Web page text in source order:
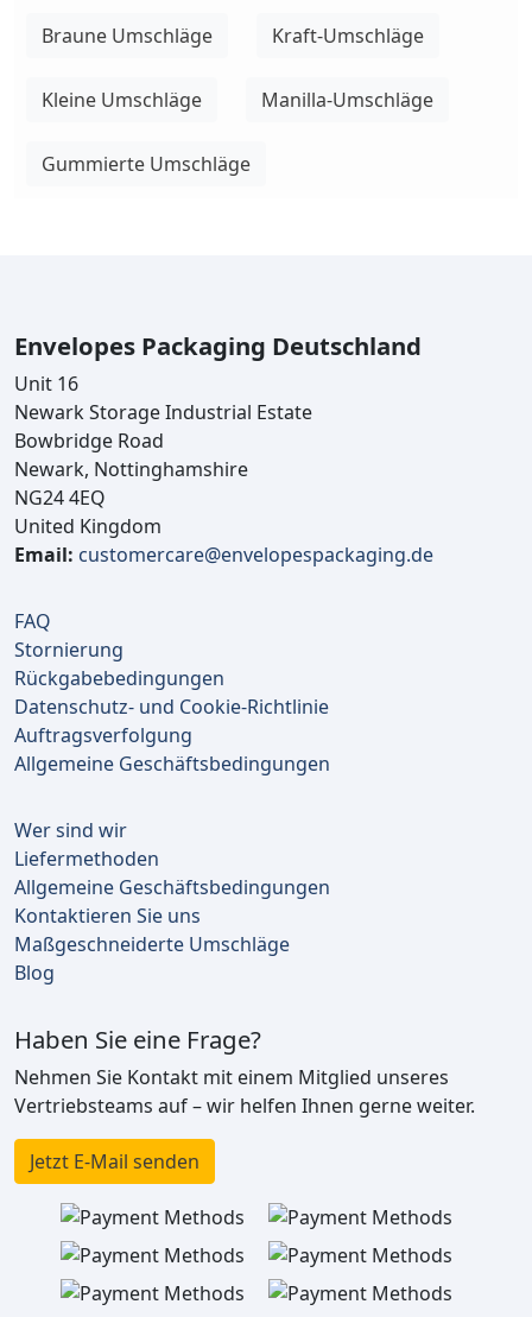
Braune Umschläge Kraft-Umschläge
Kleine Umschläge Manilla-Umschläge
Gummierte Umschläge
Envelopes Packaging Deutschland
Unit 16
Newark Storage Industrial Estate
Bowbridge Road
Newark, Nottinghamshire
NG24 4EQ
United Kingdom
Email: customercare@envelopespackaging.de
FAQ
Stornierung
Rückgabebedingungen
Datenschutz- und Cookie-Richtlinie
Auftragsverfolgung
Allgemeine Geschäftsbedingungen
Wer sind wir
Liefermethoden
Allgemeine Geschäftsbedingungen
Kontaktieren Sie uns
Maßgeschneiderte Umschläge
Blog
Haben Sie eine Frage?
Nehmen Sie Kontakt mit einem Mitglied unseres
Vertriebsteams auf – wir helfen Ihnen gerne weiter.
Jetzt E-Mail senden